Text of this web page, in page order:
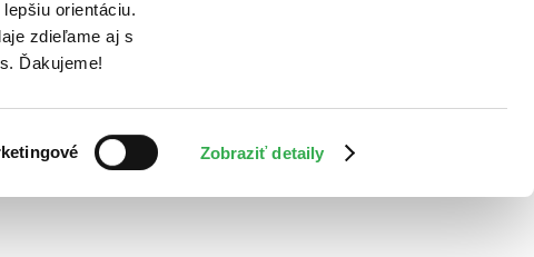
orientáciu.
zdieľame aj s
Ďakujeme!
Zobraziť detaily